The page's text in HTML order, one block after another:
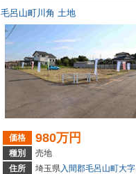
毛呂山町川角 土地
価格 980万円
種別
売地
住所
埼玉県入間郡毛呂山町大字川角